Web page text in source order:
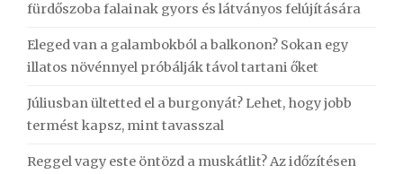
fürdőszoba falainak gyors és látványos felújítására
Eleged van a galambokból a balkonon? Sokan egy
illatos növénnyel próbálják távol tartani őket
Júliusban ültetted el a burgonyát? Lehet, hogy jobb
termést kapsz, mint tavasszal
Reggel vagy este öntözd a muskátlit? Az időzítésen